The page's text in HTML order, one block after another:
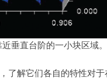
垂直台阶的一小块区域。
了解它们各自的特性对于